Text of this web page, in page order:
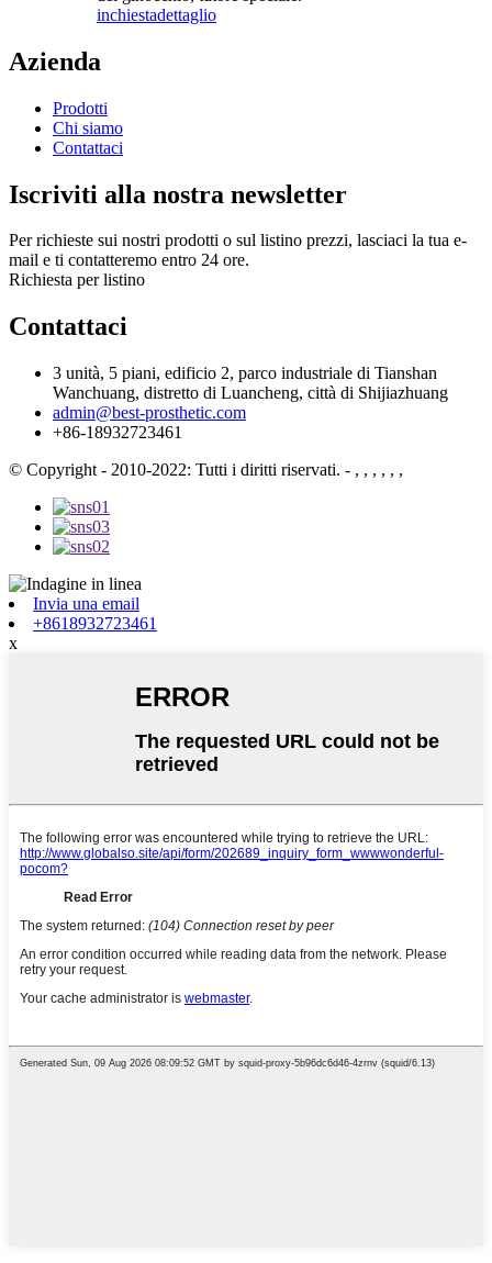
inchiestadettaglio
Azienda
Prodotti
Chi siamo
Contattaci
Iscriviti alla nostra newsletter
Per richieste sui nostri prodotti o sul listino prezzi, lasciaci la tua e-
mail e ti contatteremo entro 24 ore.
Richiesta per listino
Contattaci
3 unità, 5 piani, edificio 2, parco industriale di Tianshan
Wanchuang, distretto di Luancheng, città di Shijiazhuang
admin@best-prosthetic.com
+86-18932723461
© Copyright - 2010-2022: Tutti i diritti riservati. - , , , , , ,
Invia una email
+8618932723461
x